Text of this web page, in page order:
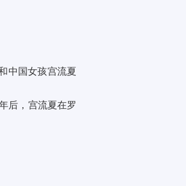
中国女孩宫流夏
后，宫流夏在罗